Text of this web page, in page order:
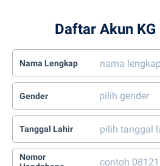
Daftar Akun
Nama Lengkap
Gender
Tanggal Lahir
Nomor